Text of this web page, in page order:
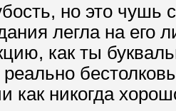
но это чушь
легла на
как ты
как никогда